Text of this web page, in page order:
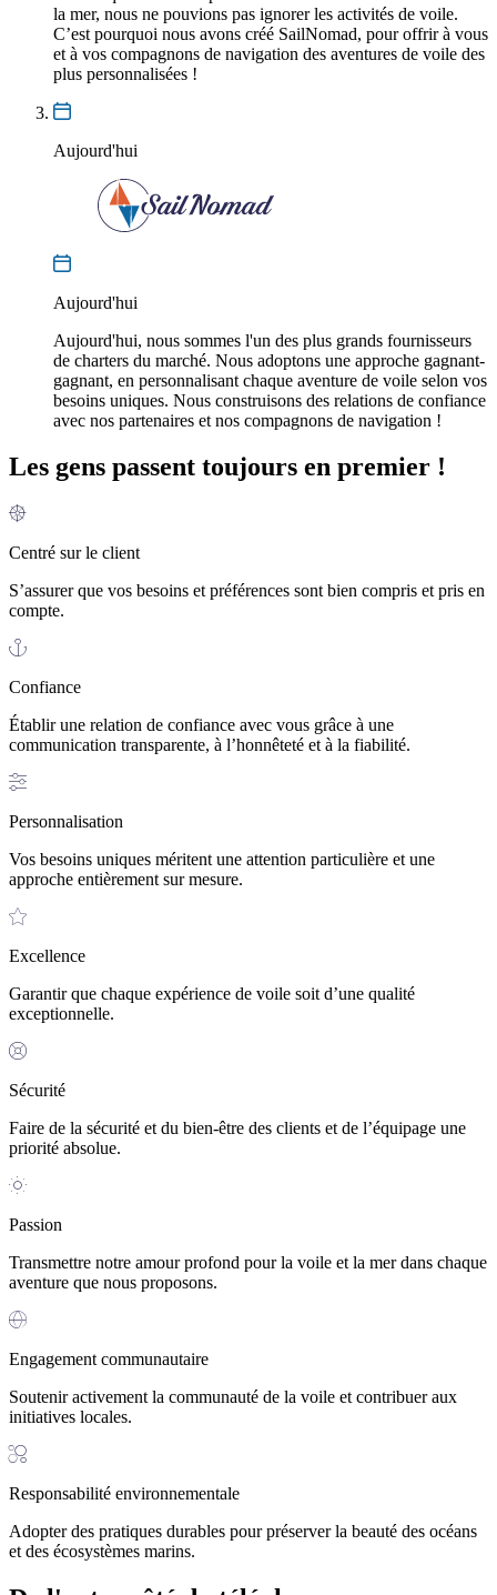
la mer, nous ne pouvions pas ignorer les activités de voile.
C’est pourquoi nous avons créé SailNomad, pour offrir à vous
et à vos compagnons de navigation des aventures de voile des
plus personnalisées !
Aujourd'hui
Aujourd'hui
Aujourd'hui, nous sommes l'un des plus grands fournisseurs
de charters du marché. Nous adoptons une approche gagnant-
gagnant, en personnalisant chaque aventure de voile selon vos
besoins uniques. Nous construisons des relations de confiance
avec nos partenaires et nos compagnons de navigation !
Les gens passent toujours en premier !
Centré sur le client
S’assurer que vos besoins et préférences sont bien compris et pris en
compte.
Confiance
Établir une relation de confiance avec vous grâce à une
communication transparente, à l’honnêteté et à la fiabilité.
Personnalisation
Vos besoins uniques méritent une attention particulière et une
approche entièrement sur mesure.
Excellence
Garantir que chaque expérience de voile soit d’une qualité
exceptionnelle.
Sécurité
Faire de la sécurité et du bien-être des clients et de l’équipage une
priorité absolue.
Passion
Transmettre notre amour profond pour la voile et la mer dans chaque
aventure que nous proposons.
Engagement communautaire
Soutenir activement la communauté de la voile et contribuer aux
initiatives locales.
Responsabilité environnementale
Adopter des pratiques durables pour préserver la beauté des océans
et des écosystèmes marins.